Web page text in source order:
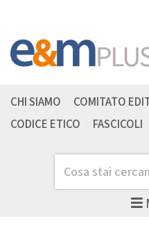
Cerca
CHI SIAMO COMITATO
CODICE ETICO
FASCICOLI